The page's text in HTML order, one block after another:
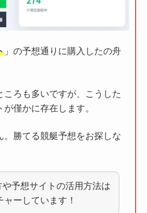
」の予想通りに購入したの舟
ろも多いですが、こうした
僅かに存在します。
。勝てる競艇予想をお探しな
予想サイトの活用方法は
ャーしています！